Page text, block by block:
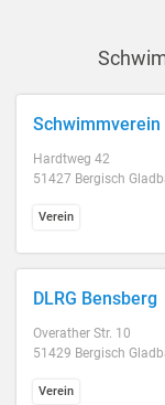
Schwimmverein
Hardtweg 42
51427 Bergisch
Verein
DLRG Bensberg
Overather Str. 10
51429 Bergisch
Verein